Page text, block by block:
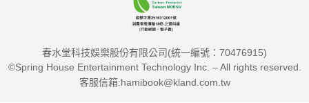
春水堂科技娛樂股份有限公司(統一編號：70476915)
©Spring House Entertainment Technology Inc. – All rights reserved.
客服信箱:hamibook@kland.com.tw